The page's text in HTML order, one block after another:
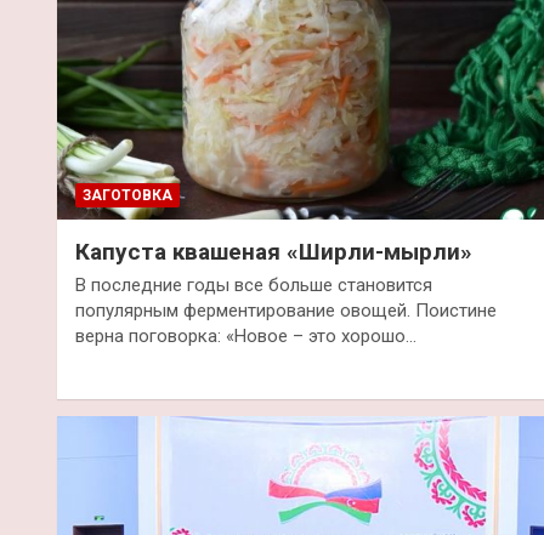
ЗАГОТОВКА
Капуста квашеная «Ширли-мырли»
В последние годы все больше становится
популярным ферментирование овощей. Поистине
верна поговорка: «Новое – это хорошо…